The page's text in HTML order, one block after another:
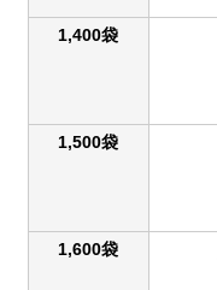
1,400袋
1,500袋
1,600袋